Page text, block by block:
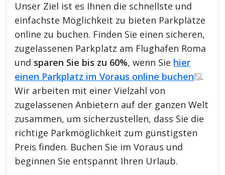
Unser Ziel ist es Ihnen die schnellste und
einfachste Möglichkeit zu bieten Parkplätze
online zu buchen. Finden Sie einen sicheren,
zugelassenen Parkplatz am Flughafen Roma
und sparen Sie bis zu 60%, wenn Sie hier
einen Parkplatz im Voraus online buchen
.
Wir arbeiten mit einer Vielzahl von
zugelassenen Anbietern auf der ganzen Welt
zusammen, um sicherzustellen, dass Sie die
richtige Parkmöglichkeit zum günstigsten
Preis finden. Buchen Sie im Voraus und
beginnen Sie entspannt Ihren Urlaub.